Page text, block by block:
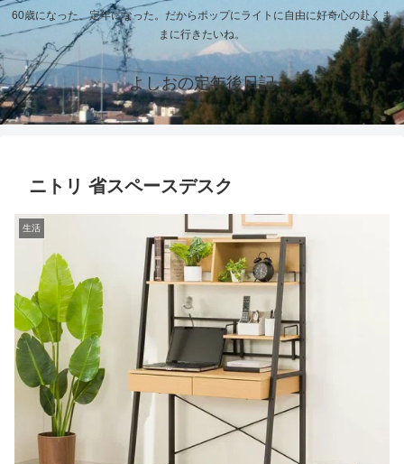
60歳になった、定年になった。だからポップにライトに自由に好奇心の赴くま
まに行きたいね。
よしおの定年後日記
ニトリ 省スペースデスク
生活